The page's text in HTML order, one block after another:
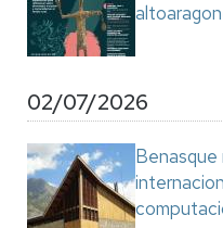
02/07/2026